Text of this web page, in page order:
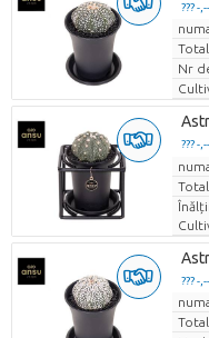
??? -,--
Pret
??? -,--
Pret
??? -,--
Pret